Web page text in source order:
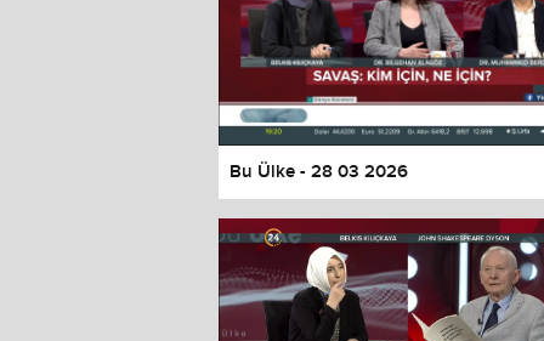
Bu Ülke - 28 03 2026